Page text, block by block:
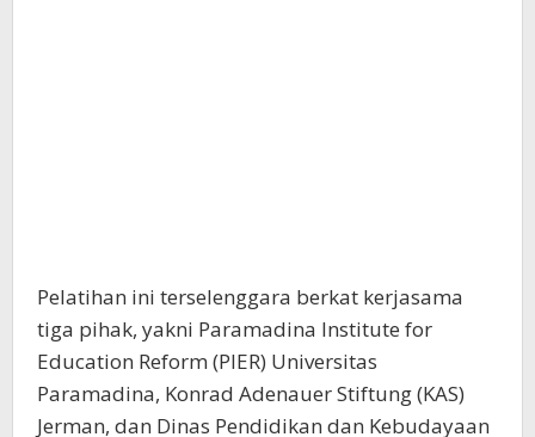
Pelatihan ini terselenggara berkat kerjasama
tiga pihak, yakni Paramadina Institute for
Education Reform (PIER) Universitas
Paramadina, Konrad Adenauer Stiftung (KAS)
Jerman, dan Dinas Pendidikan dan Kebudayaan